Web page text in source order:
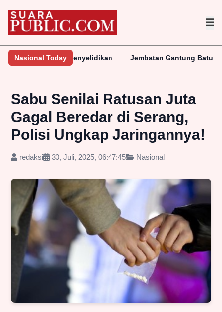
Nasional Today
Penyelidikan Jembatan Gantung Batu Pepe Rp10
Sabu Senilai Ratusan Juta
Gagal Beredar di Serang,
Polisi Ungkap Jaringannya!
redaksi 30, Juli, 2025, 06:47:45 Nasional